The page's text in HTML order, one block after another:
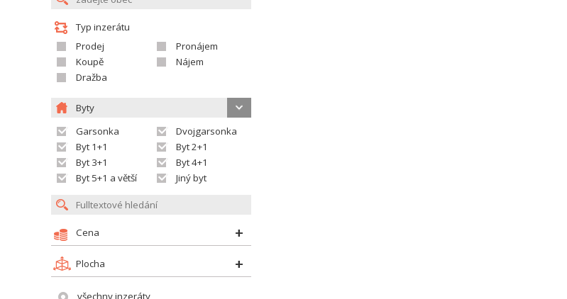
Typ inzerátu
Prodej
Pronájem
Koupě
Nájem
Dražba
Byty
Garsonka
Dvojgarsonka
Byt 1+1
Byt 2+1
Byt 3+1
Byt 4+1
Byt 5+1 a větší
Jiný byt
Cena
Plocha
všechny inzeráty